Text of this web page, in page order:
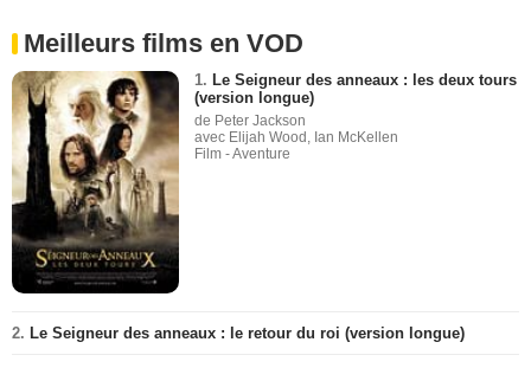
Meilleurs films en VOD
1. Le Seigneur des anneaux : les deux tours
(version longue)
de Peter Jackson
avec Elijah Wood, Ian McKellen
Film - Aventure
2. Le Seigneur des anneaux : le retour du roi (version longue)